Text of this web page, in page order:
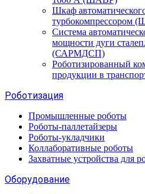
Шкаф
турбокомпрессором
Система
мощности дуги
(САРМДСП)
Роботизированный
продукции в
Роботизация
Промышленные роботы
Роботы-паллетайзеры
Роботы-укладчики
Коллаборативные роботы
Захватные устройства для
Оборудование